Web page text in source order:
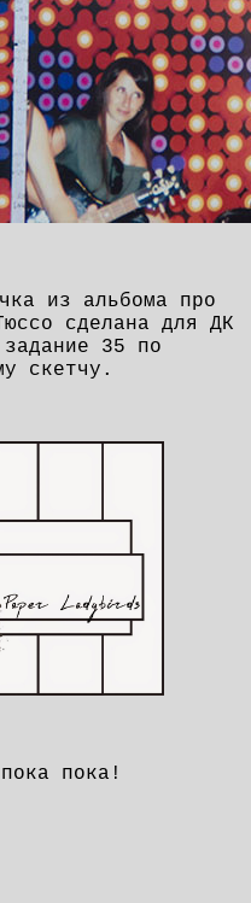
из альбома про
сделана для ДК
35 по
скетчу.
пока!